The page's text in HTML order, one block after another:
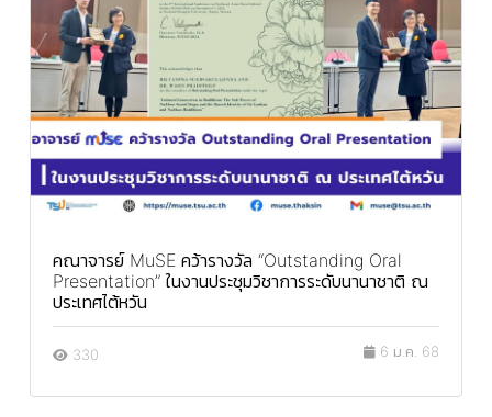
คณาจารย์ MuSE คว้ารางวัล “Outstanding Oral
Presentation” ในงานประชุมวิชาการระดับนานาชาติ ณ
ประเทศไต้หวัน
330 6 ม.ค. 68